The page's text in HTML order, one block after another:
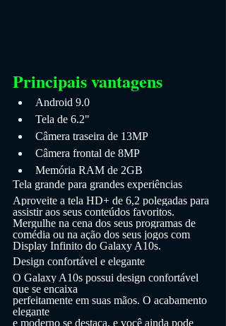
Principais vantagens
Android 9.0
Tela de 6.2"
Câmera traseira de 13MP
Câmera frontal de 8MP
Memória RAM de 2GB
Tela grande para grandes experiências
Aproveite a tela HD+ de 6,2 polegadas para
assistir aos seus conteúdos favoritos.
Mergulhe na cena dos seus programas de
comédia ou na ação dos seus jogos com
Display Infinito do Galaxy A10s.
Design confortável e elegante
O Galaxy A10s possui design confortável
que se encaixa
perfeitamente em suas mãos. O acabamento
elegante
e moderno se destaca, e você ainda pode